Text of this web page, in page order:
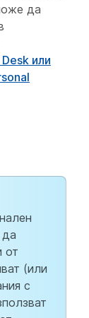
да
или
да
от
(или
с